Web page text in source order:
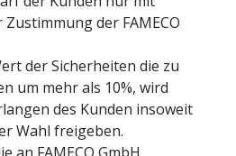
der FAMECO
der Sicherheiten die zu
um mehr als 10%, wird
des Kunden insoweit
Wahl freigeben.